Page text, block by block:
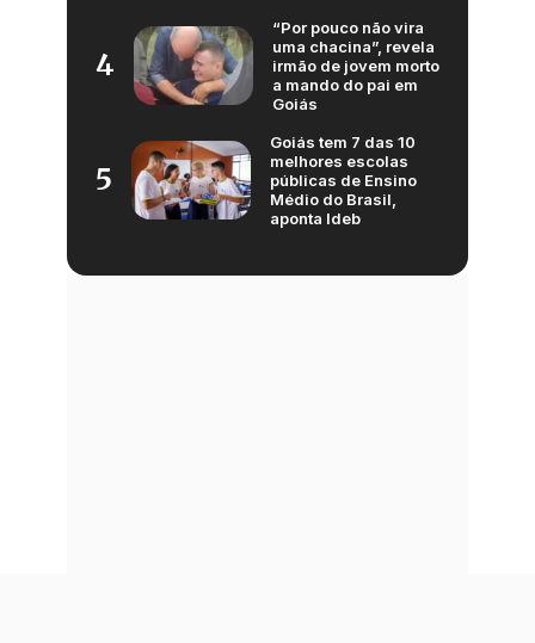
4
“Por pouco não vira
uma chacina”, revela
irmão de jovem morto
a mando do pai em
Goiás
5
Goiás tem 7 das 10
melhores escolas
públicas de Ensino
Médio do Brasil,
aponta Ideb